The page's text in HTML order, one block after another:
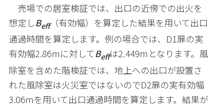
売場での居室検証では、出口の近傍での出火を
想定しBeff（有効幅）を算定した結果を用いて出口
通過時間を算定します。例の場合では、 D1扉の実
有効幅2.86mに対してBeffは2.449m となります。風
除室を含めた階検証では、地上への出口が設置さ
れた風除室は火災室ではないのでD2扉の実有効幅
3.06mを用いて出口通過時間を算定します。結果が